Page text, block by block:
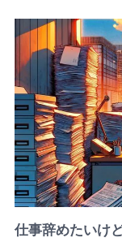
仕事辞めたいけ